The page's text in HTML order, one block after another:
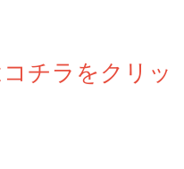
チラをクリッ